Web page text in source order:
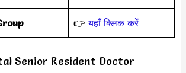
👉यहाँ क्लिक करें
Senior Resident Doctor